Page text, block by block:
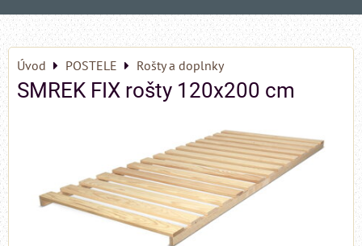
Úvod POSTELE Rošty a doplnky
SMREK FIX rošty 120x200 cm